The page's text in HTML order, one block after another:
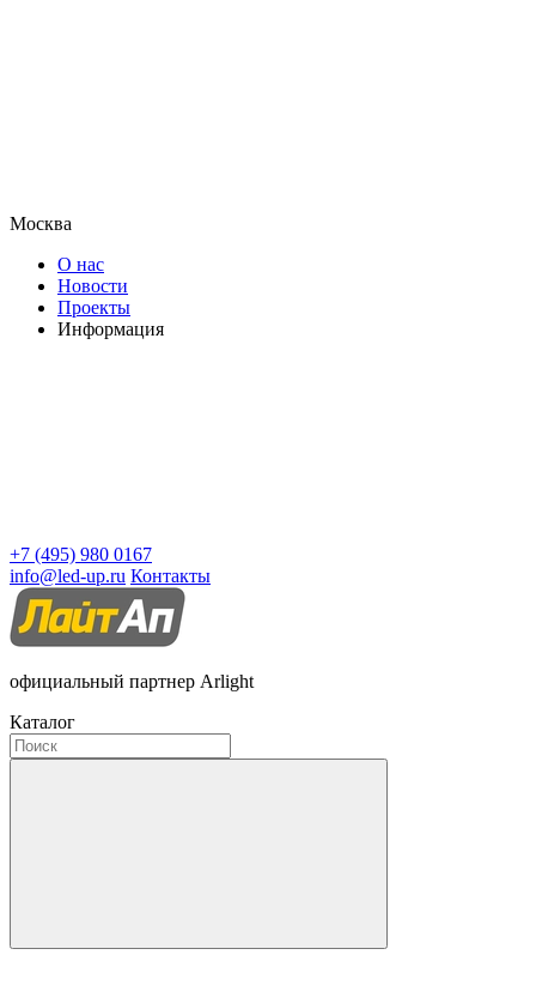
Москва
О нас
Новости
Проекты
Информация
+7 (495) 980 0167
info@led-up.ru Контакты
официальный партнер Arlight
Каталог